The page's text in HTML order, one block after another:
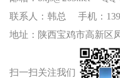
联系人：韩总 手机：
地址：陕西宝鸡市高新区
扫一扫关注我们